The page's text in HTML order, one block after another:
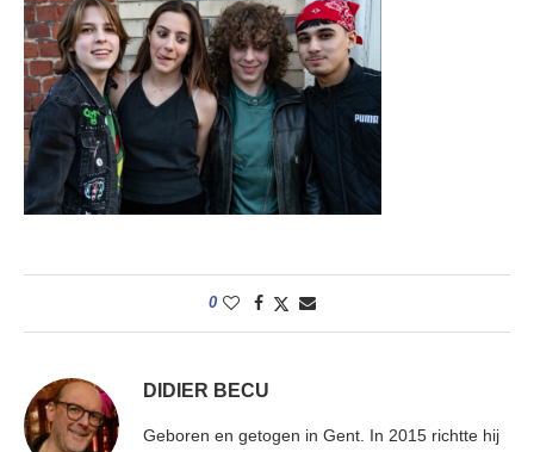
0
DIDIER BECU
Geboren en getogen in Gent. In 2015 richtte hij